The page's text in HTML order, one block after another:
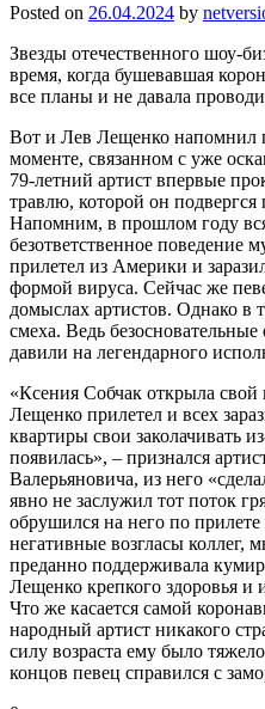
Posted on 26.04.2024 by
Звезды отечественного шоу-
время, когда бушевавшая
все планы и не давала
Вот и Лев Лещенко напомнил
моменте, связанном с уже
79-летний артист впервые
травлю, которой он
Напомним, в прошлом году
безответственное поведение
прилетел из Америки и
формой вируса. Сейчас же
домыслах артистов. Однако в
смеха. Ведь
давили на легендарного
«Ксения Собчак открыла свой
Лещенко прилетел и всех
квартиры свои заколачивать
появилась», – признался
Валерьяновича, из него
явно не заслужил тот поток
обрушился на него по
негативные возгласы коллег,
преданно поддерживала
Лещенко крепкого здоровья и
Что же касается самой
народный артист никакого
силу возраста ему было
концов певец справился с